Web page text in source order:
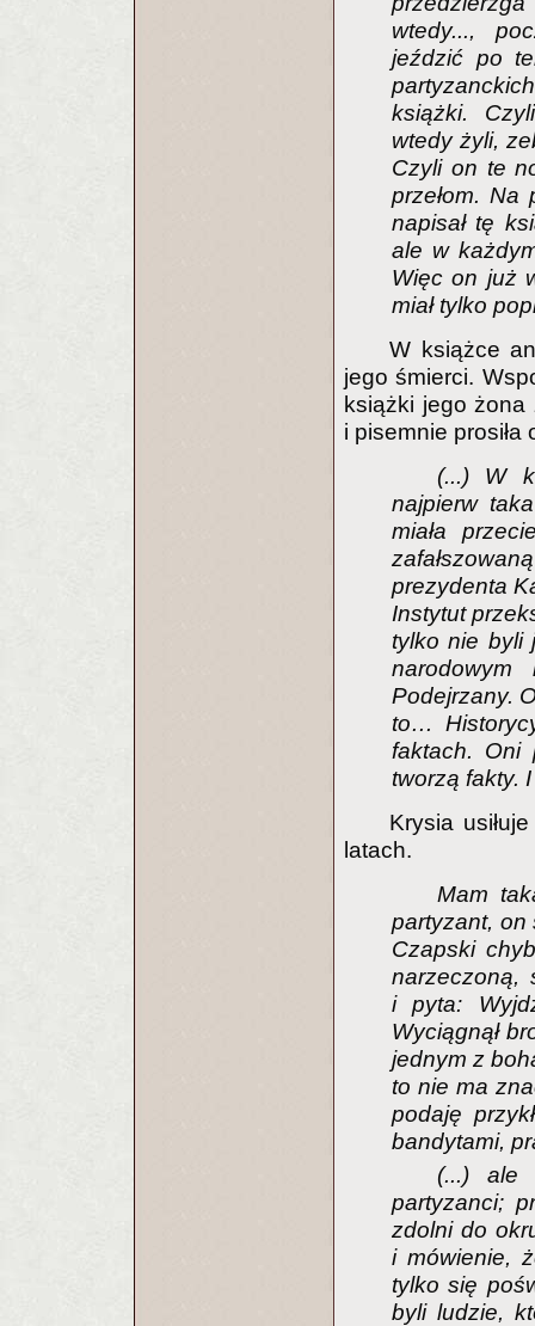
wtedy...,
jeździć po
książki.
wtedy żyli,
Czyli on te
przełom. Na
napisał tę
ale w
Więc on już
miał tylko
W książce
jego śmierci.
książki jego żona
i pisemnie
(...) W
najpierw
miała
prezydenta
Instytut
tylko nie byli
Podejrzany.
to…
faktach.
tworzą fakty.
Krysia
latach.
Mam
partyzant, on
Czapski
narzeczoną,
i pyta:
Wyciągnął
jednym z
to nie ma
podaję
bandytami,
(...) ale
partyzanci;
zdolni do
i mówienie,
tylko się
byli ludzie,